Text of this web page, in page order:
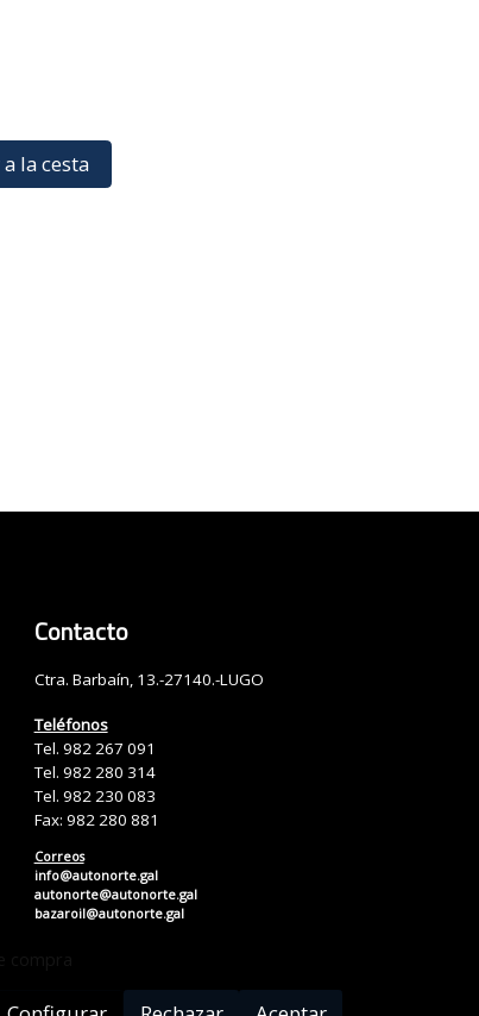
la cesta
Contacto
Ctra. Barbaín, 13.-27140.-LUGO
Teléfonos
Tel. 982 267 091
Tel. 982 280 314
Tel. 982 230 083
Fax: 982 280 881
Correos
info@autonorte.gal
autonorte@autonorte.gal
bazaroil@autonorte.gal